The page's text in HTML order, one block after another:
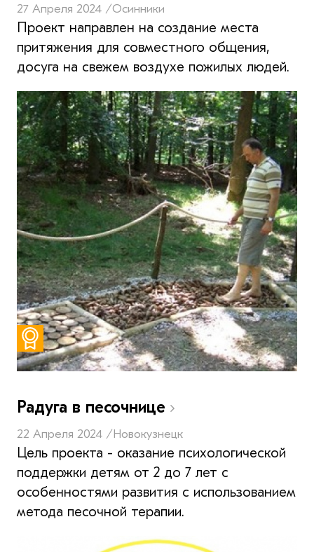
27 Апреля 2024 /Осинники
Проект направлен на создание места
притяжения для совместного общения,
досуга на свежем воздухе пожилых людей.
Радуга в песочнице
22 Апреля 2024 /Новокузнецк
Цель проекта - оказание психологической
поддержки детям от 2 до 7 лет с
особенностями развития с использованием
метода песочной терапии.